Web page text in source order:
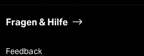
Fragen & Hilfe
Feedback